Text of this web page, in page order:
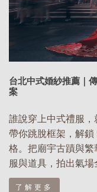
台北中式婚紗推薦｜
案
誰說穿上中式禮服
帶你跳脫框架，解
格。把廟宇古蹟與
服與道具，拍出氣場
了解更多